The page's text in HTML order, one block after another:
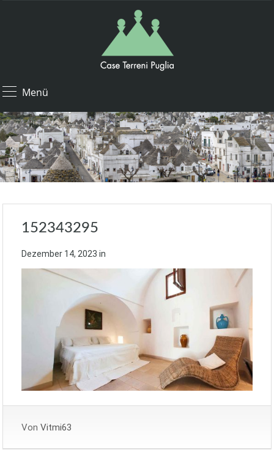
Menü
152343295
Dezember 14, 2023 in
Von Vitmi63